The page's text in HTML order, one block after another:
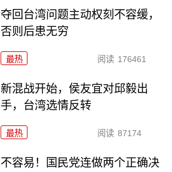
夺回台湾问题主动权刻不容缓，
否则后患无穷
最热 阅读 176461
新混战开始，侯友宜对邱毅出
手，台湾选情反转
最热 阅读 87174
不容易！国民党连做两个正确决